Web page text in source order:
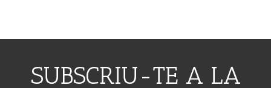
SUBSCRIU-TE A LA